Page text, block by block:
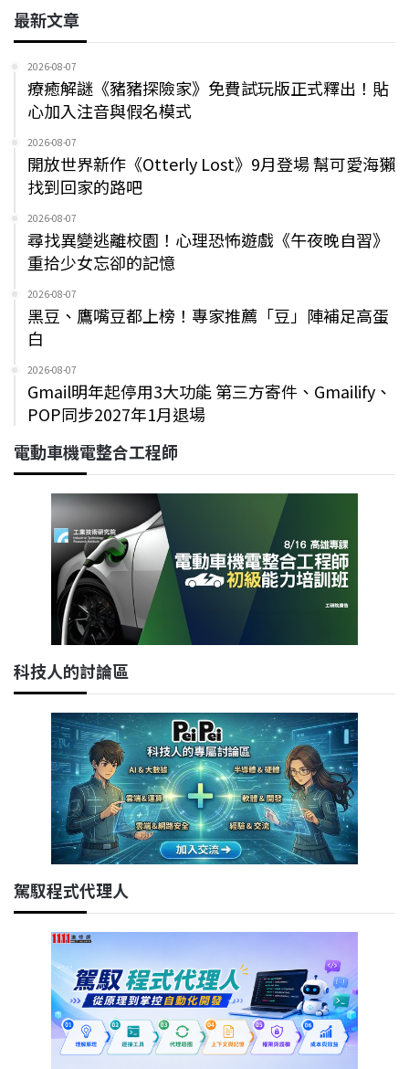
最新文章
2026-08-07
療癒解謎《豬豬探險家》免費試玩版正式釋出！貼
心加入注音與假名模式
2026-08-07
開放世界新作《Otterly Lost》9月登場 幫可愛海獺
找到回家的路吧
2026-08-07
尋找異變逃離校園！心理恐怖遊戲《午夜晚自習》
重拾少女忘卻的記憶
2026-08-07
黑豆、鷹嘴豆都上榜！專家推薦「豆」陣補足高蛋
白
2026-08-07
Gmail明年起停用3大功能 第三方寄件、Gmailify、
POP同步2027年1月退場
電動車機電整合工程師
科技人的討論區
駕馭程式代理人